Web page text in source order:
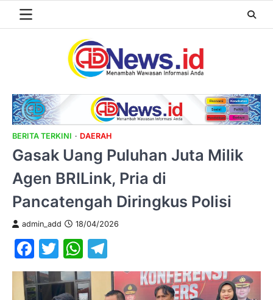
BERITA TERKINI DAERAH
Gasak Uang Puluhan Juta Milik
Agen BRILink, Pria di
Pancatengah Diringkus Polisi
admin_add 18/04/2026
Facebook
TwitterWhatsApp